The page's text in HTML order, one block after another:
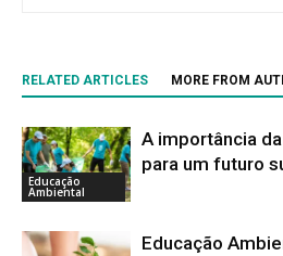
RELATED ARTICLES MORE FROM
Educação
Ambiental
A importância
para um futuro
Educação